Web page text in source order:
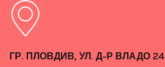
ГР. ПЛОВДИВ, УЛ. Д-Р ВЛАДО 24